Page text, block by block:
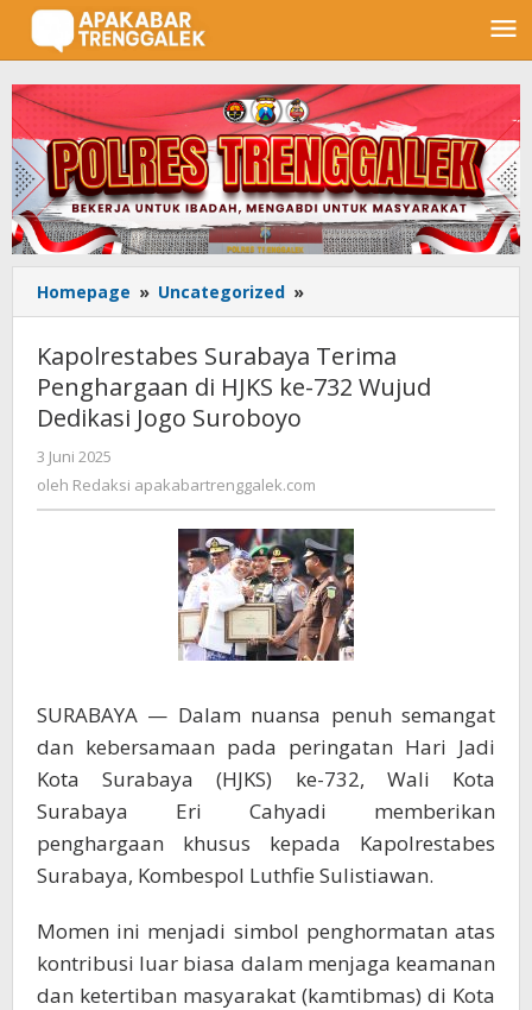
Lewati
konten
Homepage » Uncategorized »
Surabaya
Penghargaan
di
Wujud
Dedikasi
Jogo
Suroboyo
Kapolrestabes Surabaya Terima
Penghargaan di HJKS ke-732 Wujud
Dedikasi Jogo Suroboyo
3 Juni 2025
Redaksi
apakabartrenggalek.com
oleh Redaksi apakabartrenggalek.com
SURABAYA — Dalam nuansa penuh semangat
dan kebersamaan pada peringatan Hari Jadi
Kota Surabaya (HJKS) ke-732, Wali Kota
Surabaya Eri Cahyadi memberikan
penghargaan khusus kepada Kapolrestabes
Surabaya, Kombespol Luthfie Sulistiawan.
Momen ini menjadi simbol penghormatan atas
kontribusi luar biasa dalam menjaga keamanan
dan ketertiban masyarakat (kamtibmas) di Kota